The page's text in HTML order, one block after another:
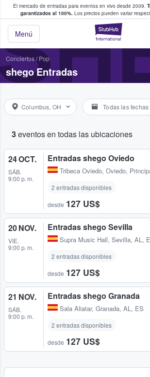
El mercado de entradas para eventos en vivo desde 2009.
garantizados al 100%. Los precios pueden variar
Menú
y venta de entradas entre
Conciertos/ Pop
shego Entradas
Columbus, OH Todas las fechas
3eventos en todas las ubicaciones
24 OCT.
SÁB.
9:00 p. m.
Entradas shego Oviedo
Tribeca Oviedo, Oviedo,
2 entradas disponibles
desde 127 US$
20 NOV.
VIE.
9:00 p. m.
Entradas shego Sevilla
Supra Music Hall, Sevilla, AL,
2 entradas disponibles
desde 127 US$
21 NOV.
SÁB.
9:00 p. m.
Entradas shego Granada
Sala Aliatar, Granada, AL, ES
2 entradas disponibles
desde 127 US$